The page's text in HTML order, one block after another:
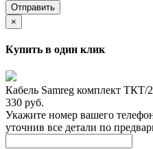
Отправить
×
Купить в один клик
Кабель Samreg комплект
330 руб.
Укажите номер вашего
уточнив все детали по